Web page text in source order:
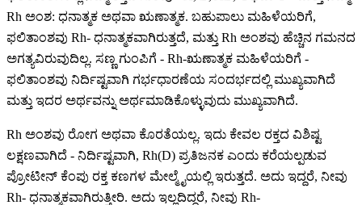
Rh ಅಂಶ: ಧನಾತ್ಮಕ ಅಥವಾ ಋಣಾತ್ಮಕ. ಬಹುಪಾಲು ಮಹಿಳೆಯರಿಗೆ,
ಫಲಿತಾಂಶವು Rh- ಧನಾತ್ಮಕವಾಗಿರುತ್ತದೆ, ಮತ್ತು Rh ಅಂಶವು ಹೆಚ್ಚಿನ ಗಮನದ
ಅಗತ್ಯವಿರುವುದಿಲ್ಲ. ಸಣ್ಣ ಗುಂಪಿಗೆ - Rh-ಋಣಾತ್ಮಕ ಮಹಿಳೆಯರಿಗೆ -
ಫಲಿತಾಂಶವು ನಿರ್ದಿಷ್ಟವಾಗಿ ಗರ್ಭಧಾರಣೆಯ ಸಂದರ್ಭದಲ್ಲಿ ಮುಖ್ಯವಾಗಿದೆ
ಮತ್ತು ಇದರ ಅರ್ಥವನ್ನು ಅರ್ಥಮಾಡಿಕೊಳ್ಳುವುದು ಮುಖ್ಯವಾಗಿದೆ.
Rh ಅಂಶವು ರೋಗ ಅಥವಾ ಕೊರತೆಯಲ್ಲ. ಇದು ಕೇವಲ ರಕ್ತದ ವಿಶಿಷ್ಟ
ಲಕ್ಷಣವಾಗಿದೆ - ನಿರ್ದಿಷ್ಟವಾಗಿ, Rh(D) ಪ್ರತಿಜನಕ ಎಂದು ಕರೆಯಲ್ಪಡುವ
ಪ್ರೋಟೀನ್ ಕೆಂಪು ರಕ್ತ ಕಣಗಳ ಮೇಲ್ಮೈಯಲ್ಲಿ ಇರುತ್ತದೆ. ಅದು ಇದ್ದರೆ, ನೀವು
Rh- ಧನಾತ್ಮಕವಾಗಿರುತ್ತೀರಿ. ಅದು ಇಲ್ಲದಿದ್ದರೆ, ನೀವು Rh-